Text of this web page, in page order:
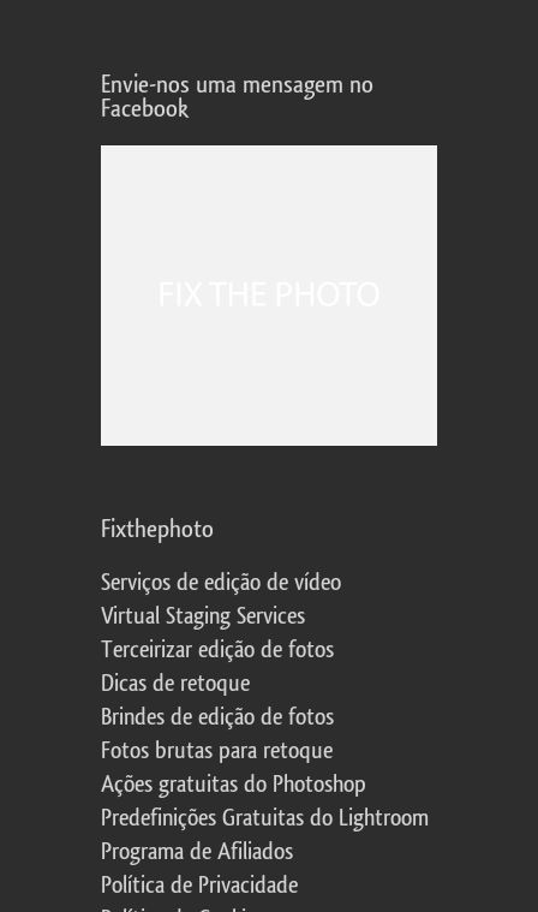
Envie-nos uma mensagem no
Facebook
Fixthephoto
Serviços de edição de vídeo
Virtual Staging Services
Terceirizar edição de fotos
Dicas de retoque
Brindes de edição de fotos
Fotos brutas para retoque
Ações gratuitas do Photoshop
Predefinições Gratuitas do Lightroom
Programa de Afiliados
Política de Privacidade